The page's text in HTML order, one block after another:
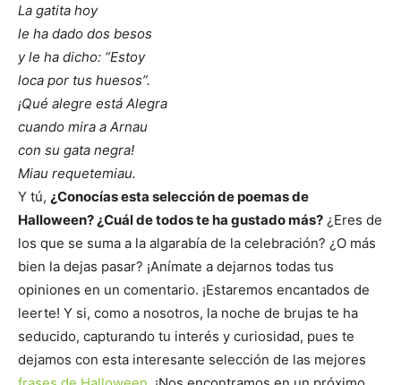
La gatita hoy
le ha dado dos besos
y le ha dicho: “Estoy
loca por tus huesos”.
¡Qué alegre está Alegra
cuando mira a Arnau
con su gata negra!
Miau requetemiau.
Y tú, ¿Conocías esta selección de poemas de
Halloween? ¿Cuál de todos te ha gustado más? ¿Eres de
los que se suma a la algarabía de la celebración? ¿O más
bien la dejas pasar? ¡Anímate a dejarnos todas tus
opiniones en un comentario. ¡Estaremos encantados de
leerte! Y si, como a nosotros, la noche de brujas te ha
seducido, capturando tu interés y curiosidad, pues te
dejamos con esta interesante selección de las mejores